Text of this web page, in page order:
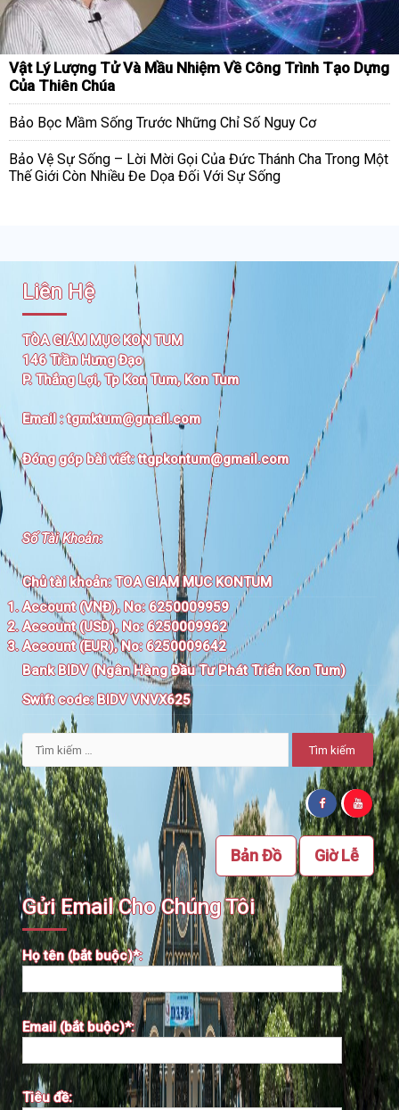
Vật Lý Lượng Tử Và Mầu Nhiệm Về Công Trình Tạo Dựng
Của Thiên Chúa
Bảo Bọc Mầm Sống Trước Những Chỉ Số Nguy Cơ
Bảo Vệ Sự Sống – Lời Mời Gọi Của Đức Thánh Cha Trong Một
Thế Giới Còn Nhiều Đe Dọa Đối Với Sự Sống
Liên Hệ
TÒA GIÁM MỤC KON TUM
146 Trần Hưng Đạo
P. Thắng Lợi, Tp Kon Tum, Kon Tum
Email :tgmktum@gmail.com
Đóng góp bài viết:ttgpkontum@gmail.com
Số Tài Khoản:
Chủ tài khoản:TOA GIAM MUC KONTUM
Account (VNĐ), No: 6250009959
Account (USD), No: 6250009962
Account (EUR), No: 6250009642
Bank BIDV (Ngân Hàng Đầu Tư Phát Triển Kon Tum)
Swift code:BIDV VNVX625
Tìm
kiếm
cho:
Giờ Lễ
Bản Đồ
Gửi Email Cho Chúng Tôi
Họ tên (bắt buộc)*:
Email (bắt buộc)*:
Tiêu đề: